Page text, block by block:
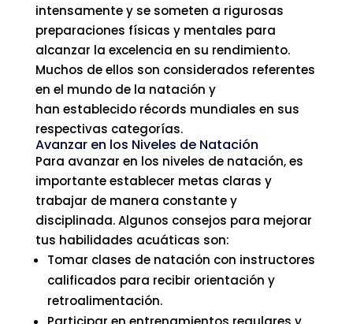
intensamente y se someten a rigurosas
preparaciones físicas y mentales para
alcanzar la excelencia en su rendimiento.
Muchos de ellos son considerados referentes
en el mundo de la natación y
han establecido récords mundiales en sus
respectivas categorías.
Avanzar en los Niveles de Natación
Para avanzar en los niveles de natación, es
importante establecer metas claras y
trabajar de manera constante y
disciplinada. Algunos consejos para mejorar
tus habilidades acuáticas son:
Tomar clases de natación con instructores
calificados para recibir orientación y
retroalimentación.